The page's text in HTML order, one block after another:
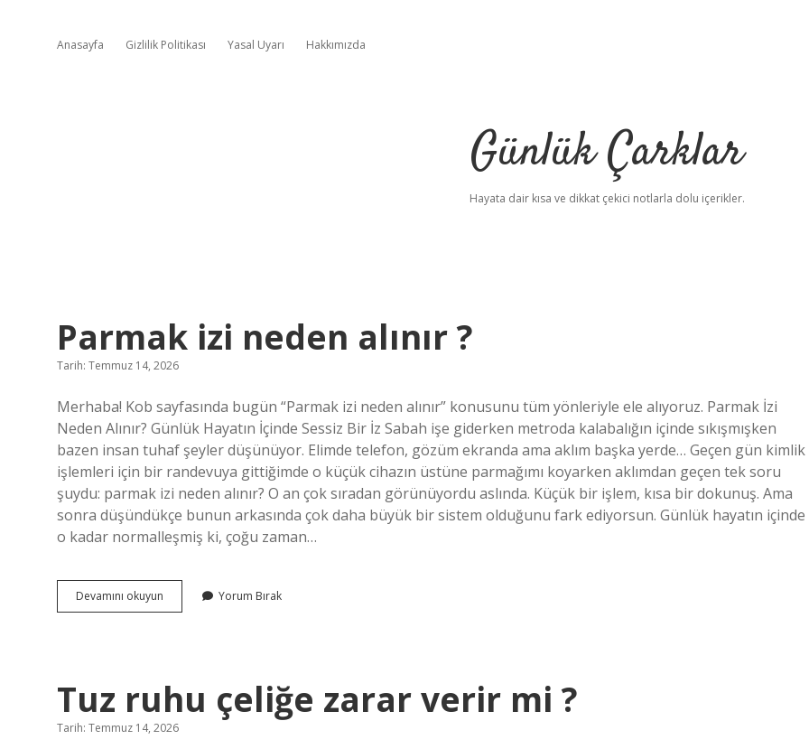
Anasayfa Gizlilik Politikası Yasal Uyarı Hakkımızda
Günlük Çarklar
Hayata dair kısa ve dikkat çekici notlarla dolu içerikler.
Günlük
Çarklar
Yazılar
Parmak izi neden alınır ?
Tarih: Temmuz 14, 2026
Merhaba! Kob sayfasında bugün “Parmak izi neden alınır” konusunu tüm yönleriyle ele alıyoruz. Parmak İzi
Neden Alınır? Günlük Hayatın İçinde Sessiz Bir İz Sabah işe giderken metroda kalabalığın içinde sıkışmışken
bazen insan tuhaf şeyler düşünüyor. Elimde telefon, gözüm ekranda ama aklım başka yerde… Geçen gün kimlik
işlemleri için bir randevuya gittiğimde o küçük cihazın üstüne parmağımı koyarken aklımdan geçen tek soru
şuydu: parmak izi neden alınır? O an çok sıradan görünüyordu aslında. Küçük bir işlem, kısa bir dokunuş. Ama
sonra düşündükçe bunun arkasında çok daha büyük bir sistem olduğunu fark ediyorsun. Günlük hayatın içinde
o kadar normalleşmiş ki, çoğu zaman…
Devamını okuyun
izi
Yorum Bırak
Tuz ruhu çeliğe zarar verir mi ?
Tarih: Temmuz 14, 2026